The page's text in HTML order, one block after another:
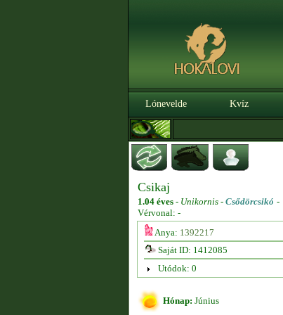
Lónevelde Kvíz
Csikaj
1.04 éves - Unikornis - Csődörcsikó -
Vérvonal: -
Anya: 1392217
Saját ID: 1412085
Utódok: 0
Hónap: Június